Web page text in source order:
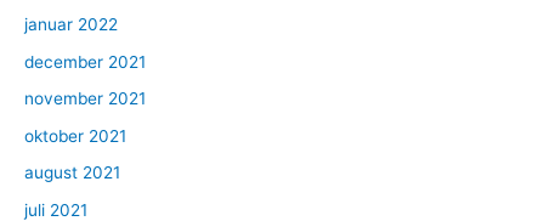
januar 2022
december 2021
november 2021
oktober 2021
august 2021
juli 2021